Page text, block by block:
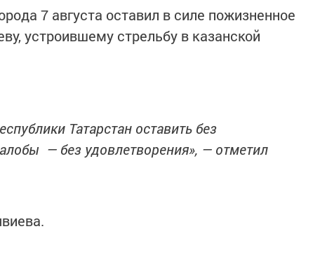
7 августа оставил в силе пожизненное
устроившему стрельбу в казанской
Татарстан оставить без
— без удовлетворения», — отметил